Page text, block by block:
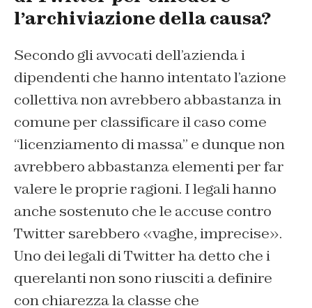
l’archiviazione della causa?
Secondo gli avvocati dell’azienda i
dipendenti che hanno intentato l’azione
collettiva non avrebbero abbastanza in
comune per classificare il caso come
“licenziamento di massa” e dunque non
avrebbero abbastanza elementi per far
valere le proprie ragioni. I legali hanno
anche sostenuto che le accuse contro
Twitter sarebbero «vaghe, imprecise».
Uno dei legali di Twitter ha detto che i
querelanti non sono riusciti a definire
con chiarezza la classe che